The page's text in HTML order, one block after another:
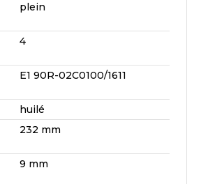
plein
4
E1 90R-02C0100/1611
huilé
232 mm
9 mm